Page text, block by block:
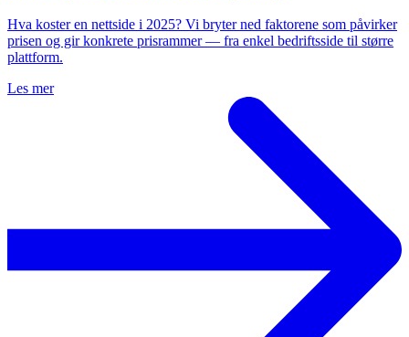
Hva koster en nettside i 2025? Vi bryter ned faktorene som påvirker
prisen og gir konkrete prisrammer — fra enkel bedriftsside til større
plattform.
Les mer